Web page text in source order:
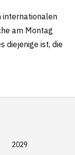
internationalen
am Montag
diejenige ist, die
2029